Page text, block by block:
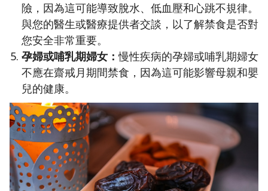
險，因為這可能導致脫水、低血壓和心跳不規律。
與您的醫生或醫療提供者交談，以了解禁食是否對
您安全非常重要。
孕婦或哺乳期婦女：慢性疾病的孕婦或哺乳期婦女
不應在齋戒月期間禁食，因為這可能影響母親和嬰
兒的健康。